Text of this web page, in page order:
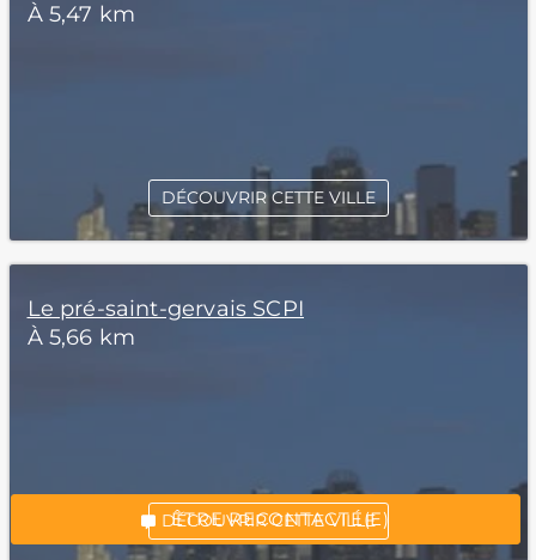
*Champs obligatoires
“Excellent”, 165 avis
ÊTRE RECONTACTÉ(E)
À 5,47 km
DÉCOUVRIR CETTE VILLE
Le pré-saint-gervais SCPI
À 5,66 km
DÉCOUVRIR CETTE VILLE